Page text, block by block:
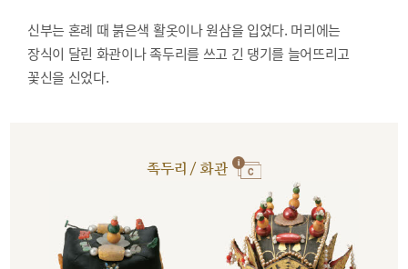
신부는 혼례 때 붉은색 활옷이나 원삼을 입었다. 머리에는
장식이 달린 화관이나 족두리를 쓰고 긴 댕기를 늘어뜨리고
꽃신을 신었다.
족두리 / 화관